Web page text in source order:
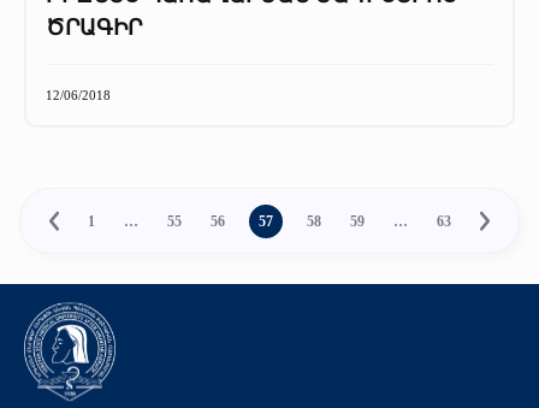
ԾՐԱԳԻՐ
12/06/2018
1 … 55 56 57 58 59 … 63